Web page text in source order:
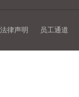
法律声明 员工通道